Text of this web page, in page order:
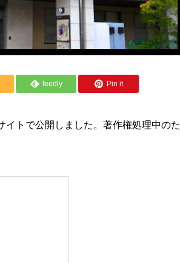
feedly Pin it
トで公開しました。著作権処理中のた